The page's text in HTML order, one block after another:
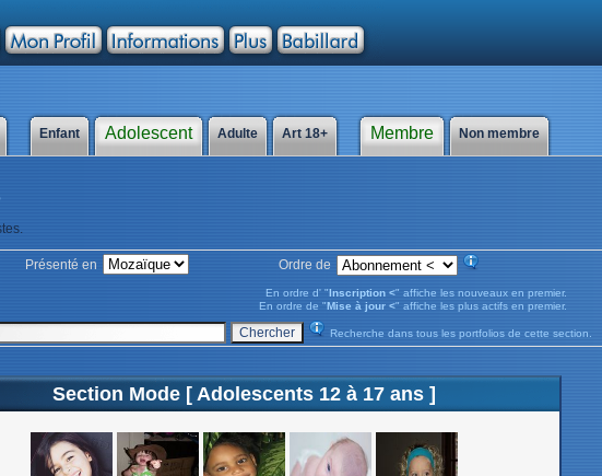
Enfant Adolescent Adulte Art 18+ Membre Non membre
Présenté en Ordre de
En ordre d' " Inscription <" affiche les nouveaux en premier.
En ordre de " Mise à jour <" affiche les plus actifs en premier.
Recherche dans tous les portfolios de cette section.
Section Mode [ Adolescents 12 à 17 ans ]